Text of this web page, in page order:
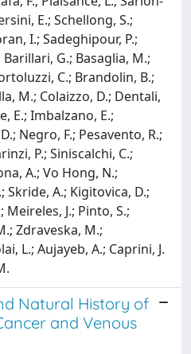
E.; Schellong, S.;
I.; Sadeghipour, P.;
G.; Basaglia, M.;
C.; Brandolin, B.;
M.; Colaizzo, D.; Dentali,
E.; Imbalzano, E.;
Negro, F.; Pesavento, R.;
P.; Siniscalchi, C.;
A.; Vo Hong, N.;
Skride, A.; Kigitovica, D.;
Meireles, J.; Pinto, S.;
Zdraveska, M.;
L.; Aujayeb, A.; Caprini, J.
Natural History of
and Venous